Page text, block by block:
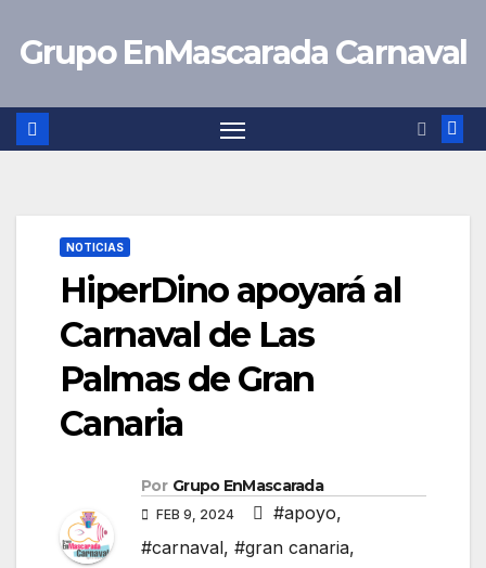
Grupo EnMascarada Carnaval
NOTICIAS
HiperDino apoyará al
Carnaval de Las
Palmas de Gran
Canaria
Por Grupo EnMascarada
FEB 9, 2024 #apoyo,
#carnaval, #gran canaria,